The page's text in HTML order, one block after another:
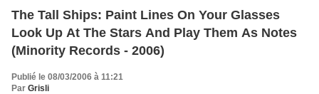
The Tall Ships: Paint Lines On Your Glasses
Look Up At The Stars And Play Them As Notes
(Minority Records - 2006)
Publié le 08/03/2006 à 11:21
Par Grisli